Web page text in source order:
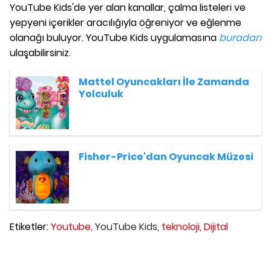
YouTube Kids'de yer alan kanallar, çalma listeleri ve
yepyeni içerikler aracılığıyla öğreniyor ve eğlenme
olanağı buluyor. YouTube Kids uygulamasına buradan
ulaşabilirsiniz.
Mattel Oyuncakları İle Zamanda
Yolculuk
Fisher-Price'dan Oyuncak Müzesi
Etiketler:Youtube,YouTube Kids, teknoloji,Dijital